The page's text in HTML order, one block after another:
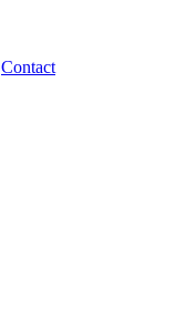
Contact